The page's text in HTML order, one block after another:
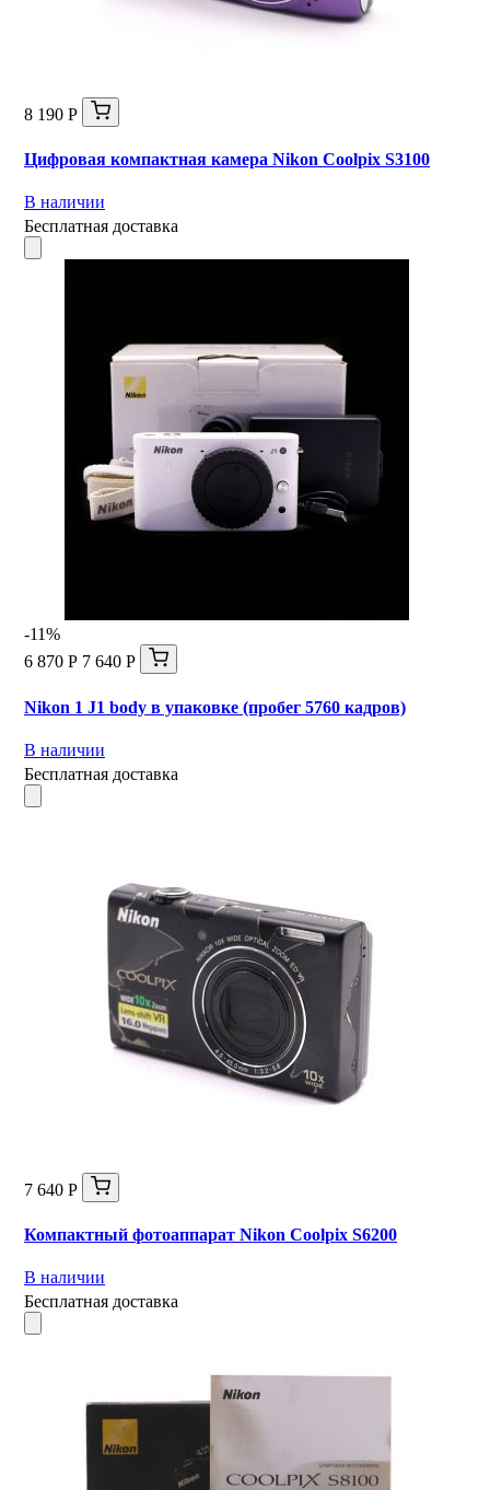
8 190 Р
Цифровая компактная камера Nikon Coolpix S3100
В наличии
Бесплатная доставка
-11%
6 870 Р 7 640 Р
Nikon 1 J1 body в упаковке (пробег 5760 кадров)
В наличии
Бесплатная доставка
7 640 Р
Компактный фотоаппарат Nikon Coolpix S6200
В наличии
Бесплатная доставка